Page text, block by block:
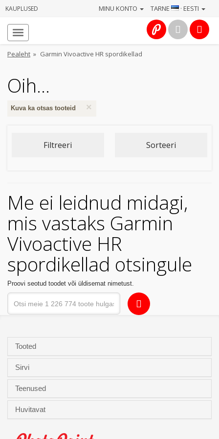
KAUPLUSED TARNE · EESTI
MINU KONTO
Pealeht » Garmin Vivoactive HR spordikellad
Oih...
×
Kuva ka otsas tooteid
Filtreeri Sorteeri
Me ei leidnud midagi,
mis vastaks Garmin
Vivoactive HR
spordikellad otsingule
Proovi seotud toodet või üldisemat nimetust.
Tooted
Sirvi
Teenused
Huvitavat
Info
Elektroonika
Kodu
&
aed
Ilu
tervis
&
Mänguasjad
Auto